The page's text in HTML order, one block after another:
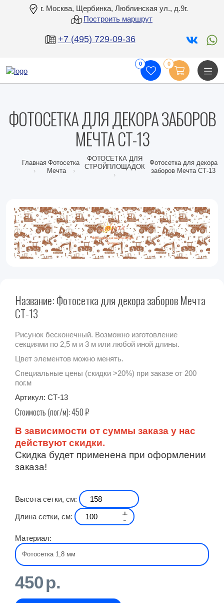
г. Москва, Щербинка, Люблинская ул., д.9г.
Построить маршрут
+7 (495) 729-09-36
0 0
ФОТОСЕТКА ДЛЯ ДЕКОРА ЗАБОРОВ
МЕЧТА СТ-13
Главная Фотосетка
Мечта
ФОТОСЕТКА ДЛЯ
СТРОЙПЛОЩАДОК
Фотосетка для декора
заборов Мечта СТ-13
Название: Фотосетка для декора заборов Мечта
СТ-13
Рисунок бесконечный. Возможно изготовление
секциями по 2,5 м и 3 м или любой иной длины.
Цвет элементов можно менять.
Специальные цены (скидки >20%) при заказе от 200
пог.м
Артикул: СТ-13
Стоимость (пог/м):450₽
В зависимости от суммы заказа у нас
действуют скидки.
Скидка будет применена при оформлении
заказа!
Высота сетки, см:
Длина сетки, см: +
-
Материал:
450р.